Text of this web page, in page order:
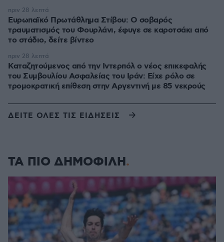
Ευρωπαϊκό Πρωτάθλημα Στίβου: Ο σοβαρός
τραυματισμός του Φουρλάνι, έφυγε σε καροτσάκι από
το στάδιο, δείτε βίντεο
πριν 28 λεπτά
Καταζητούμενος από την Ιντερπόλ ο νέος επικεφαλής
του Συμβουλίου Ασφαλείας του Ιράν: Είχε ρόλο σε
τρομοκρατική επίθεση στην Αργεντινή με 85 νεκρούς
πριν 28 λεπτά
ΔΕΙΤΕ ΟΛΕΣ ΤΙΣ ΕΙΔΗΣΕΙΣ
ΤΑ ΠΙΟ ΔΗΜΟΦΙΛΗ